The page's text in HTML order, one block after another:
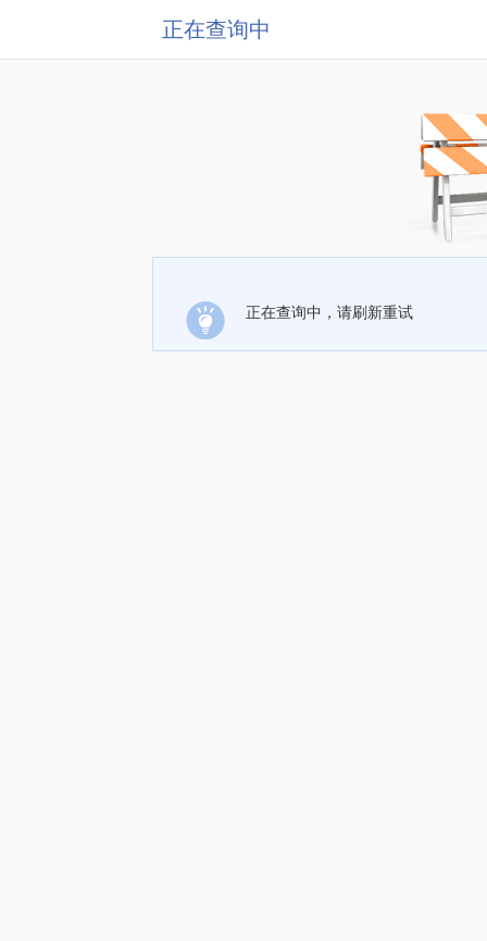
正在查询中
正在查询中，请刷新重试